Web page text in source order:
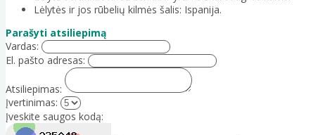
Lėlytės ir jos rūbelių kilmės šalis: Ispanija.
Parašyti atsiliepimą
Vardas:
El. pašto adresas:
Atsiliepimas:
Įvertinimas:
Įveskite saugos kodą: